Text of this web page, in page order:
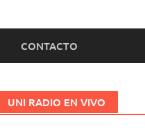
CONTACTO
UNI RADIO EN VIVO